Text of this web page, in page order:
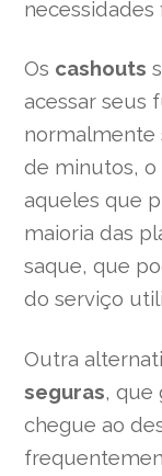
necessidades
Os cashouts
acessar seus
normalmente
de minutos, o
aqueles que
maioria das
saque, que
do serviço
Outra
seguras, que
chegue ao